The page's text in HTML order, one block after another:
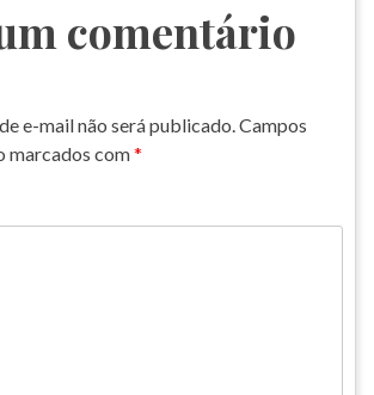
comentário
e-mail não será publicado.Campos
marcados com*